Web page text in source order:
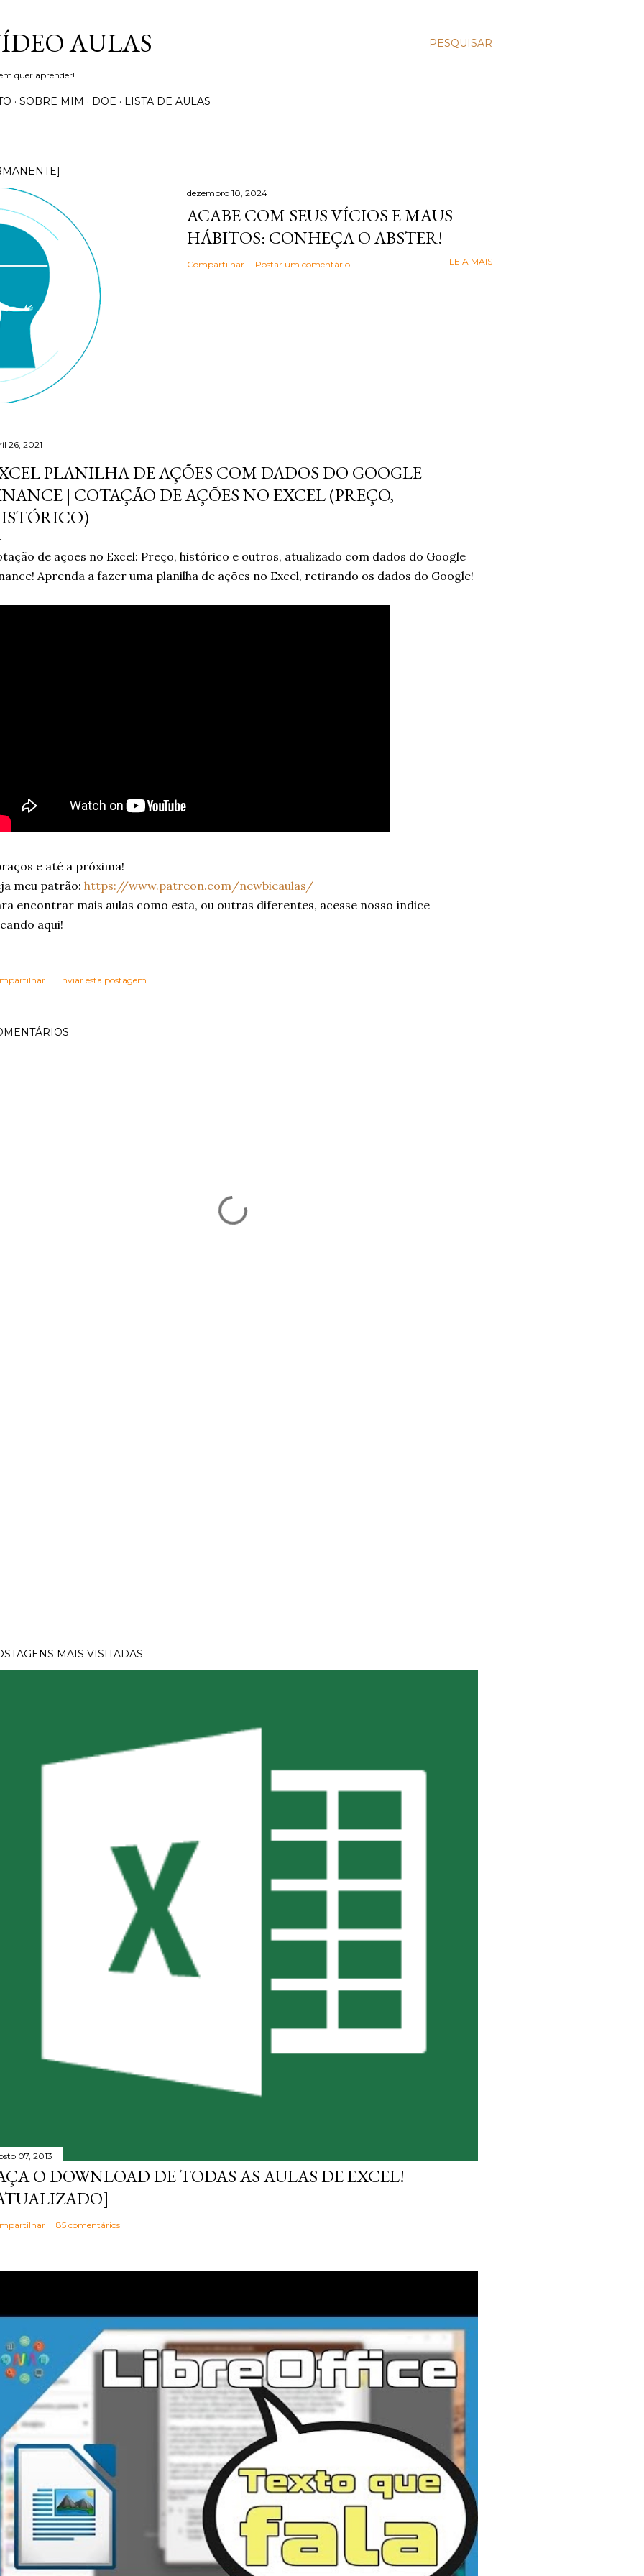
PESQUISAR
AULAS
quer aprender!
SOBRE MIM DOE LISTA DE AULAS
dezembro 10, 2024
ACABE COM SEUS VÍCIOS E MAUS
HÁBITOS: CONHEÇA O ABSTER!
Compartilhar Postar um comentário LEIA MAIS
26, 2021
PLANILHA DE AÇÕES COM DADOS DO GOOGLE
| COTAÇÃO DE AÇÕES NO EXCEL (PREÇO,
de ações no Excel: Preço, histórico e outros, atualizado com dados do Google
Aprenda a fazer uma planilha de ações no Excel, retirando os dados do Google!
e até a próxima!
meu patrão: https://www.patreon.com/newbieaulas/
encontrar mais aulas como esta, ou outras diferentes, acesse nosso índice
aqui!
Enviar esta postagem
MAIS VISITADAS
07, 2013
O DOWNLOAD DE TODAS AS AULAS DE EXCEL!
85 comentários